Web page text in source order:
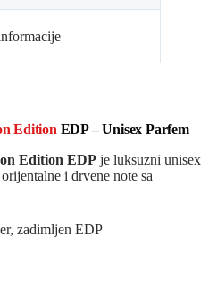
Edition EDP – Unisex Parfem
Edition EDP je luksuzni unisex
i drvene note sa
zadimljen EDP